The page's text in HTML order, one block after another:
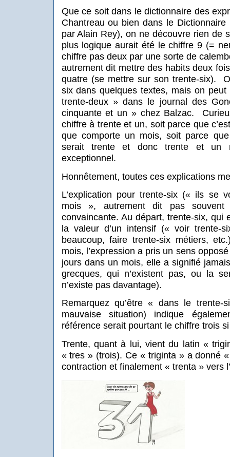
Que ce soit dans le dictionnaire des
Chantreau ou bien dans le
par Alain Rey), on ne découvre rien de
plus logique aurait été le chiffre 9 (=
chiffre pas deux par une sorte de
autrement dit mettre des habits deux
quatre (se mettre sur son trente-six).
six dans quelques textes, mais on
trente-deux » dans le journal des
cinquante et un » chez Balzac.
chiffre à trente et un, soit parce que
que comporte un mois, soit parce
serait trente et donc trente et un
exceptionnel.
Honnêtement, toutes ces explications me
L’explication pour trente-six (« ils se
mois », autrement dit pas
convaincante. Au départ, trente-six, qui
la valeur d’un intensif (« voir trente-
beaucoup, faire trente-six métiers,
mois, l’expression a pris un sens
jours dans un mois, elle a signifié
grecques, qui n’existent pas, ou la
n’existe pas davantage).
Remarquez qu’être « dans le trente-
mauvaise situation) indique
référence serait pourtant le chiffre trois
Trente, quant à lui, vient du latin «
« tres » (trois). Ce « triginta » a donné
contraction et finalement « trenta » vers